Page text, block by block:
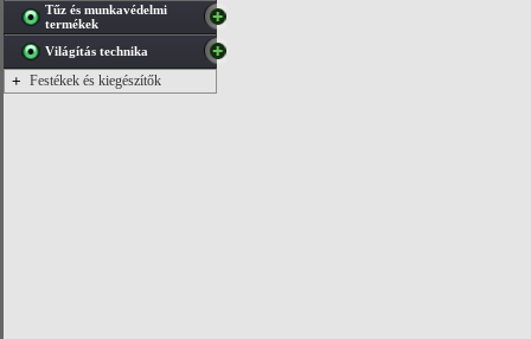
Tűz és munkavédelmi
termékek
Világítás technika
+ Festékek és kiegészítők